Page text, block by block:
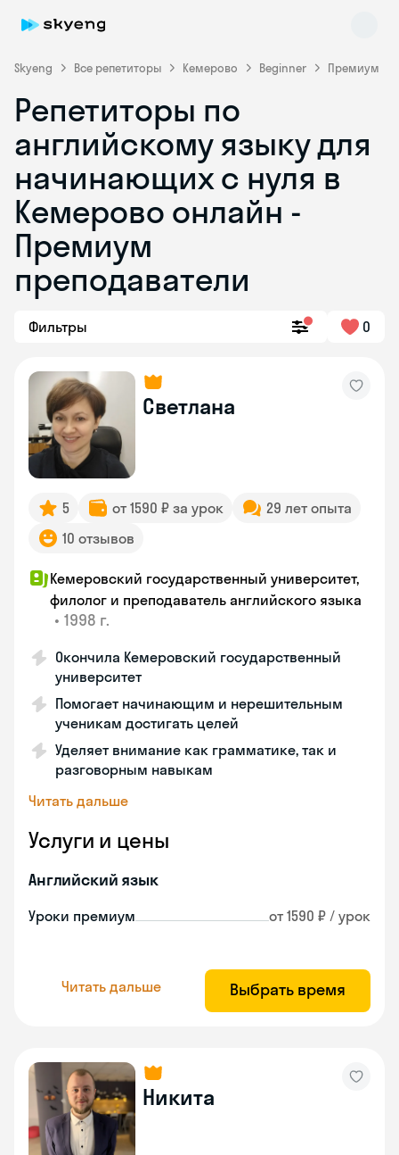
Skyeng Все репетиторы Кемерово Beginner Премиум
Репетиторы по
английскому языку для
начинающих с нуля в
Кемерово онлайн -
Премиум
преподаватели
Фильтры 0
Светлана
5 от 1590 ₽ за урок
29 лет опыта
10 отзывов
Кемеровский государственный университет,
филолог и преподаватель английского языка
• 1998 г.
Окончила Кемеровский государственный
университет
Помогает начинающим и нерешительным
ученикам достигать целей
Уделяет внимание как грамматике, так и
разговорным навыкам
Читать дальше
Услуги и цены
Английский язык
Уроки премиум от 1590 ₽ / урок
Читать дальше Выбрать время
Никита
Skyeng Chat
online